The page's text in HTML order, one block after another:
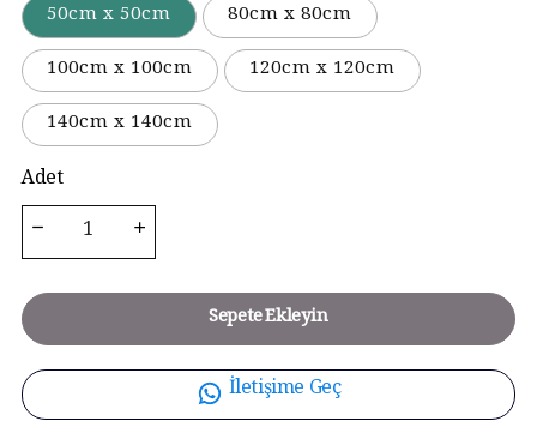
50cm x 50cm
80cm x 80cm
100cm x 100cm
120cm x 120cm
140cm x 140cm
Adet
Sepete Ekleyin
İletişime Geç